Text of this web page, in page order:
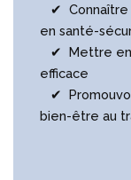
✔ Connaître
en santé-
✔ Mettre en
efficace
✔
bien-être au